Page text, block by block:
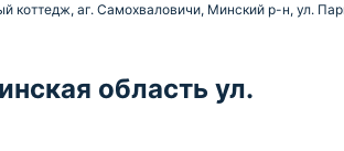
коттедж, аг. Самохваловичи, Минский р-н, ул.
область ул.